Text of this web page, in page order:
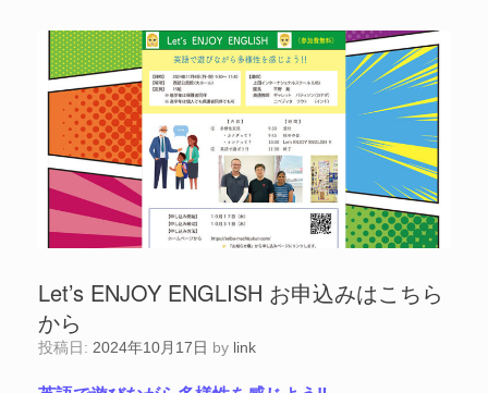
Let’s ENJOY ENGLISH お申込みはこちら
から
投稿日: 2024年10月17日 by link